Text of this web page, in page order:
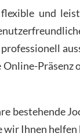
und
Online-
bestehende
wir Ihnen